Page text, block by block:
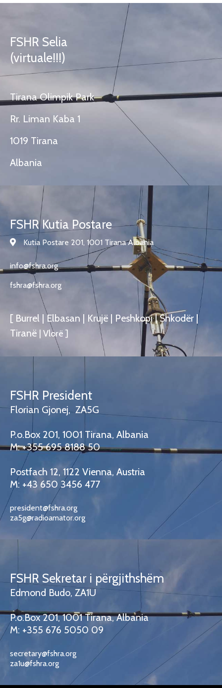
FSHR Selia
(virtuale!!!)
Tirana Olimpik Park
Rr. Liman Kaba 1
1019 Tirana
Albania
FSHR Kutia Postare
Kutia Postare 201, 1001 Tirana Albania
info@fshra.org
fshra@fshra.org
[ Burrel | Elbasan | Krujë | Peshkopi | Shkodër |
Tiranë Vlorë ]
FSHR President
Florian Gjonej, ZA5G
P.o.Box 201, 1001 Tirana, Albania
M: +355 695 8188 50
Postfach 12, 1122 Vienna, Austria
M: +43 650 3456 477
president@fshra.org
za5g@radioamator.org
FSHR Sekretar i përgjithshëm
Edmond Budo, ZA1U
P.o.Box 201, 1001 Tirana, Albania
M: +355 676 5050 09
secretary@fshra.org
za1u@fshra.org